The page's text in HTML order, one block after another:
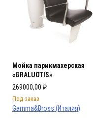
Мойка парикмахерская
«GRALUOTIS»
269000,00 ₽
Под заказ
Gamma&Bross (Италия)